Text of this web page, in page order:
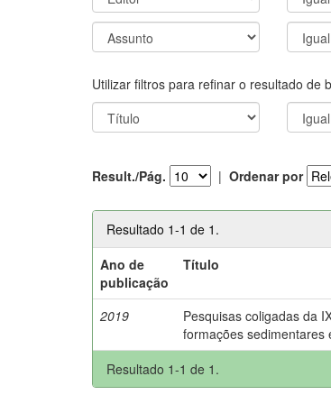
Utilizar filtros para refinar o resultado de
Result./Pág. | Ordenar por
Resultado 1-1 de 1.
Ano de
publicação
Título
2019
Pesquisas coligadas da
formações sedimentares
Resultado 1-1 de 1.